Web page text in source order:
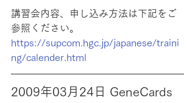
講習会内容、申し込み方法は下記をご
参照ください。
https://supcom.hgc.jp/japanese/traini
ng/calender.html
2009年03月24日 GeneCards